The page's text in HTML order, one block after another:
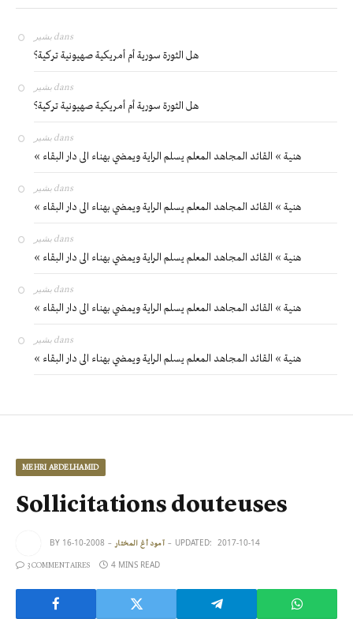
بشير dans
هل الثورة سورية أم أمريكية صهيونية تركية؟
بشير dans
هل الثورة سورية أم أمريكية صهيونية تركية؟
بشير dans
« هنية » القائد المجاهد المعلم يسلم الراية ويمضي بهناء الى دار البقاء
بشير dans
« هنية » القائد المجاهد المعلم يسلم الراية ويمضي بهناء الى دار البقاء
بشير dans
« هنية » القائد المجاهد المعلم يسلم الراية ويمضي بهناء الى دار البقاء
بشير dans
« هنية » القائد المجاهد المعلم يسلم الراية ويمضي بهناء الى دار البقاء
بشير dans
« هنية » القائد المجاهد المعلم يسلم الراية ويمضي بهناء الى دار البقاء
MEHRI ABDELHAMID
Sollicitations douteuses
BY آمود أغ المختار 2008-10-16 UPDATED: 2017-10-14
3 COMMENTAIRES 4 MINS READ